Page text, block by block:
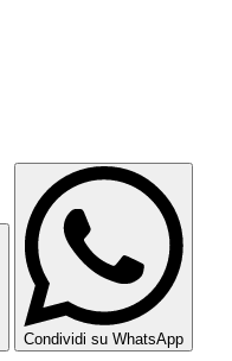
Condividi su WhatsApp